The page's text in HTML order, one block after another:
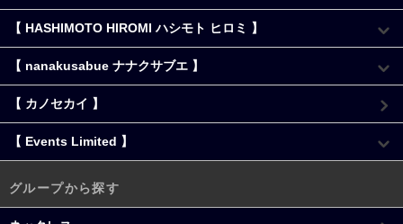
【 HASHIMOTO HIROMI ハシモト ヒロミ 】
【 nanakusabue ナナクサブエ 】
【 カノセカイ 】
【 Events Limited 】
グループから探す